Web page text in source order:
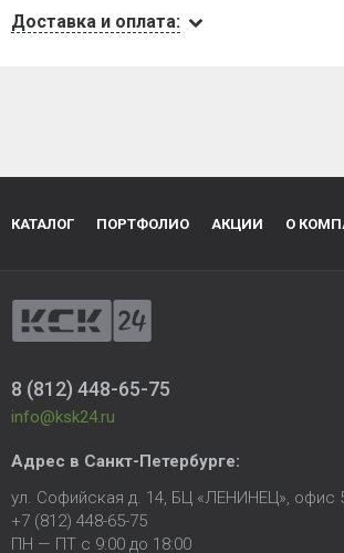
Доставка и оплата:
КАТАЛОГ ПОРТФОЛИО АКЦИИ О
8 (812) 448-65-75
info@ksk24.ru
Адрес в Санкт-Петербурге:
ул. Софийская д. 14, БЦ «ЛЕНИНЕЦ», офис
+7 (812) 448-65-75
ПН — ПТ с 9:00 до 18:00